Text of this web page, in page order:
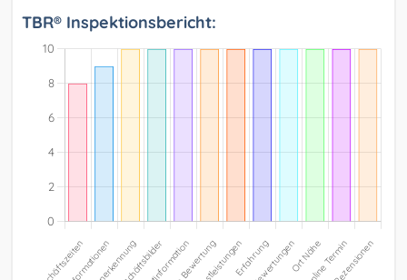
TBR® Inspektionsbericht: